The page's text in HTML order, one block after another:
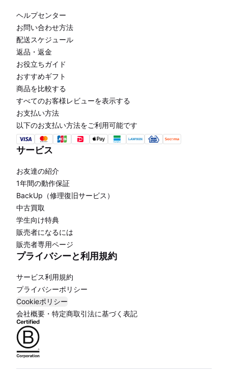
ヘルプセンター
お問い合わせ方法
配送スケジュール
返品・返金
お役立ちガイド
おすすめギフト
商品を比較する
すべてのお客様レビューを表示する
お支払い方法
以下のお支払い方法をご利用可能です
サービス
お友達の紹介
1年間の動作保証
BackUp（修理復旧サービス）
中古買取
学生向け特典
販売者になるには
販売者専用ページ
プライバシーと利用規約
サービス利用規約
プライバシーポリシー
Cookieポリシー
会社概要・特定商取引法に基づく表記